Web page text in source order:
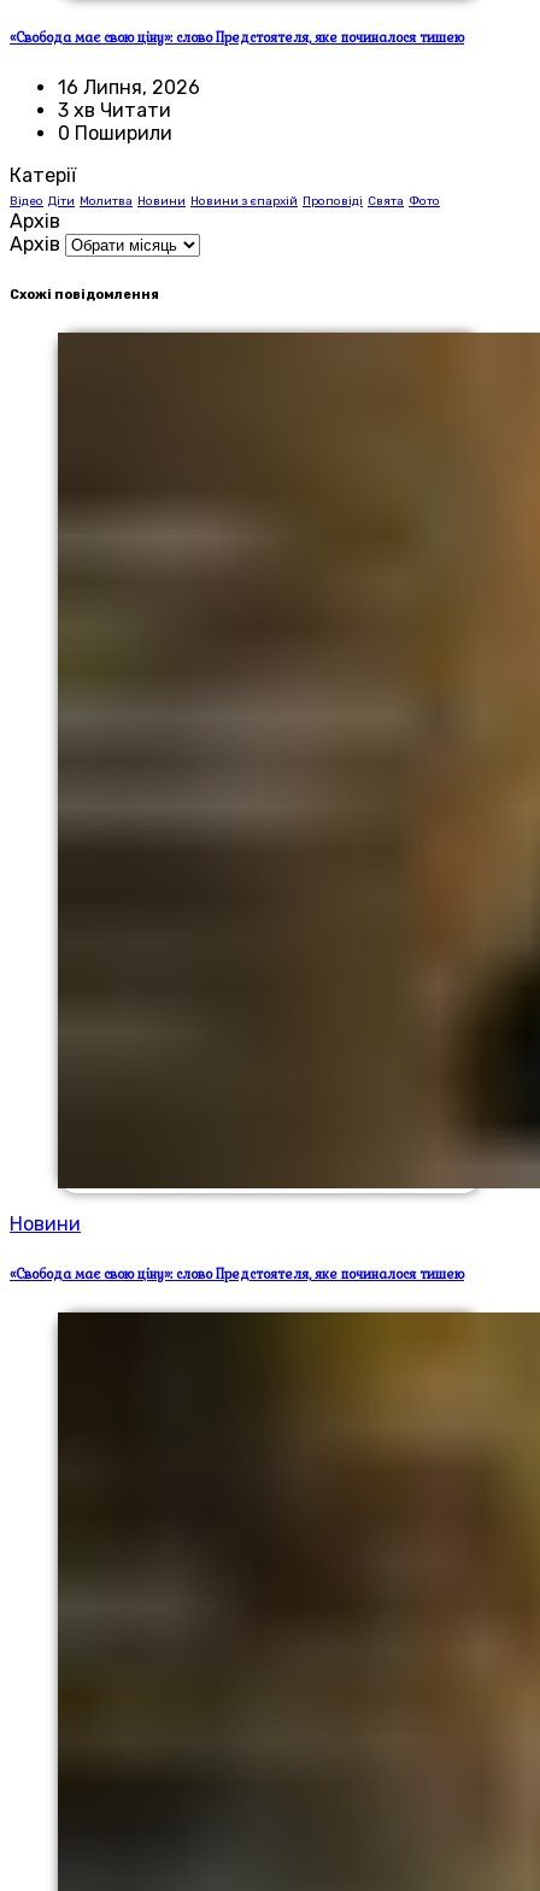
«Свобода має свою ціну»: слово Предстоятеля, яке починалося тишею
16 Липня, 2026
3 хв Читати
0 Поширили
Катерії
Відео Діти Молитва Новини Новини з єпархій Проповіді Свята Фото
Архів
Архів
Схожі повідомлення
Новини
«Свобода має свою ціну»: слово Предстоятеля, яке починалося тишею